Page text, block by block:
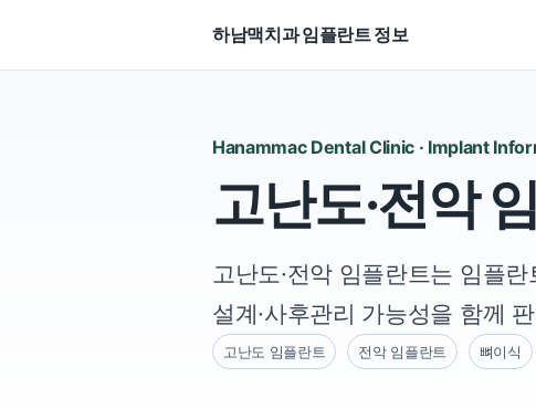
하남맥치과 임플란트 정보
Hanammac Dental Clinic · Implant
고난도·전악
고난도·전악 임플란트는 임플
설계·사후관리 가능성을 함께
고난도 임플란트 전악 임플란트 뼈이식